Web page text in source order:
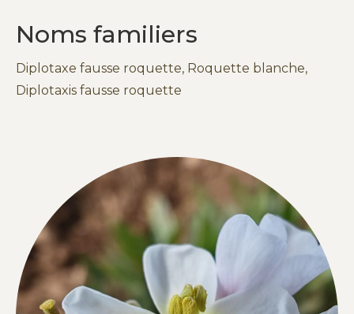
Noms familiers
Diplotaxe fausse roquette, Roquette blanche,
Diplotaxis fausse roquette